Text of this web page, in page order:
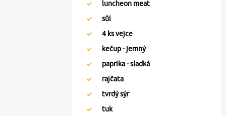
luncheon meat
sůl
4 ks vejce
kečup - jemný
paprika - sladká
rajčata
tvrdý sýr
tuk